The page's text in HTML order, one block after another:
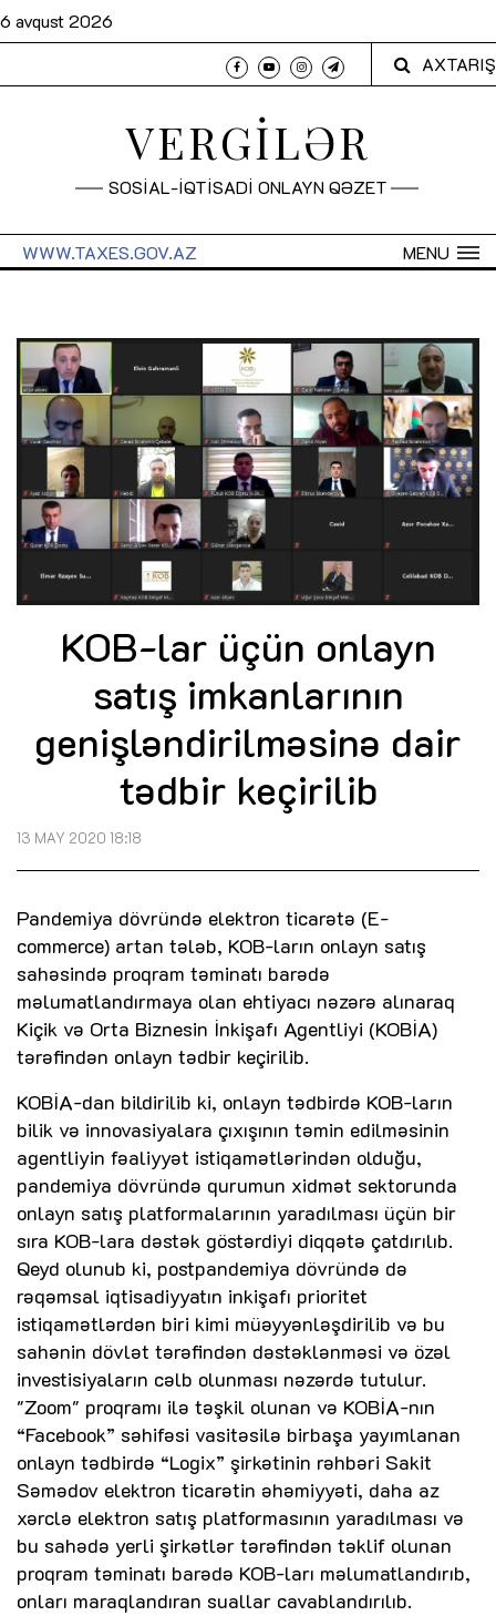
6 avqust 2026
AXTARIŞ
VERGİLƏR
SOSİAL-İQTİSADİ ONLAYN QƏZET
MENU
WWW.TAXES.GOV.AZ
KOB-lar üçün onlayn
satış imkanlarının
genişləndirilməsinə dair
tədbir keçirilib
13 MAY 2020 18:18
Pandemiya dövründə elektron ticarətə (E-
commerce) artan tələb, KOB-ların onlayn satış
sahəsində proqram təminatı barədə
məlumatlandırmaya olan ehtiyacı nəzərə alınaraq
Kiçik və Orta Biznesin İnkişafı Agentliyi (KOBİA)
tərəfindən onlayn tədbir keçirilib.
KOBİA-dan bildirilib ki, onlayn tədbirdə KOB-ların
bilik və innovasiyalara çıxışının təmin edilməsinin
agentliyin fəaliyyət istiqamətlərindən olduğu,
pandemiya dövründə qurumun xidmət sektorunda
onlayn satış platformalarının yaradılması üçün bir
sıra KOB-lara dəstək göstərdiyi diqqətə çatdırılıb.
Qeyd olunub ki, postpandemiya dövründə də
rəqəmsal iqtisadiyyatın inkişafı prioritet
istiqamətlərdən biri kimi müəyyənləşdirilib və bu
sahənin dövlət tərəfindən dəstəklənməsi və özəl
investisiyaların cəlb olunması nəzərdə tutulur.
"Zoom" proqramı ilə təşkil olunan və KOBİA-nın
“Facebook” səhifəsi vasitəsilə birbaşa yayımlanan
onlayn tədbirdə “Logix” şirkətinin rəhbəri Sakit
Səmədov elektron ticarətin əhəmiyyəti, daha az
xərclə elektron satış platformasının yaradılması və
bu sahədə yerli şirkətlər tərəfindən təklif olunan
proqram təminatı barədə KOB-ları məlumatlandırıb,
onları maraqlandıran suallar cavablandırılıb.